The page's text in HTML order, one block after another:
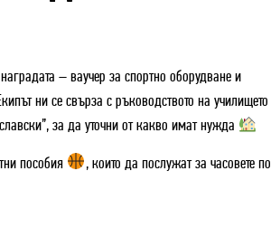
– ваучер за спортно оборудване и
ни се свърза с ръководството на училището
за да уточни от какво имат нужда
пособия
, които да послужат за часовете по